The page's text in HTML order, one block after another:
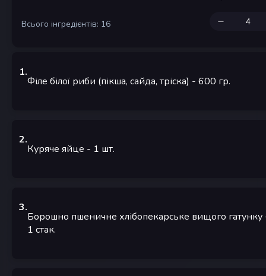
Всього інгредієнтів: 16
1.
Філе білої риби (пікша, сайда, тріска) - 600 гр.
2.
Куряче яйце - 1 шт.
3.
Борошно пшеничне хлібопекарське вищого гатунку
1 стак.